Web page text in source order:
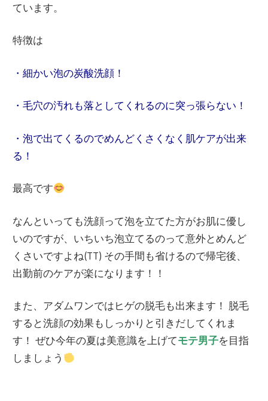
ています。
特徴は
・細かい泡の炭酸洗顔！
・毛穴の汚れも落としてくれるのに突っ張らない！
・泡で出てくるのでめんどくさくなく肌ケアが出来
る！
最高です
なんといっても洗顔って泡を立てた方がお肌に優し
いのですが、いちいち泡立てるのって意外とめんど
くさいですよね(TT) その手間も省けるので帰宅後、
出勤前のケアが楽になります！！
また、アダムワンではヒゲの脱毛も出来ます！ 脱毛
すると洗顔の効果もしっかりと引きだしてくれま
す！ ぜひ今年の夏は美意識を上げてモテ男子を目指
しましょう